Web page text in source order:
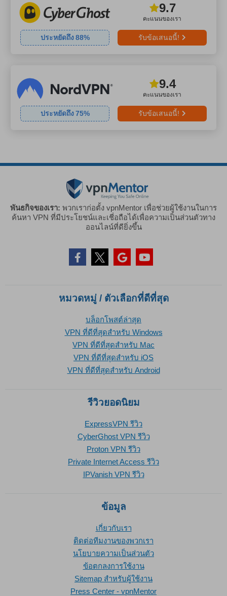
คะแนนของเรา
9.7
ประหยัดถึง 88% รับข้อเสนอนี้!
คะแนนของเรา
9.4
ประหยัดถึง 75% รับข้อเสนอนี้!
พันธกิจของเรา: พวกเราก่อตั้ง vpnMentor เพื่อช่วยผู้ใช้งานในการ
ค้นหา VPN ที่มีประโยชน์และเชี่อถือได้เพื่อความเป็นส่วนตัวทาง
ออนไลน์ที่ดียิ่งขึ้น
หมวดหมู่ / ตัวเลือกที่ดีที่สุด
บล็อกโพสต์ล่าสุด
VPN ที่ดีที่สุดสำหรับ Windows
VPN ที่ดีที่สุดสำหรับ Mac
VPN ที่ดีที่สุดสำหรับ iOS
VPN ที่ดีที่สุดสำหรับ Android
รีวิวยอดนิยม
ExpressVPN รีวิว
CyberGhost VPN รีวิว
Proton VPN รีวิว
Private Internet Access รีวิว
IPVanish VPN รีวิว
ข้อมูล
เกี่ยวกับเรา
ติดต่อทีมงานของพวกเรา
นโยบายความเป็นส่วนตัว
ข้อตกลงการใช้งาน
Sitemap สำหรับผู้ใช้งาน
Press Center - vpnMentor